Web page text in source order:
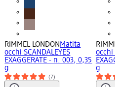
RIMMEL LONDON Matita
occhi SCANDALEYES
EXAGGERATE - n. 003, 0,35
g
(7)
RIMMEL
occhi
g